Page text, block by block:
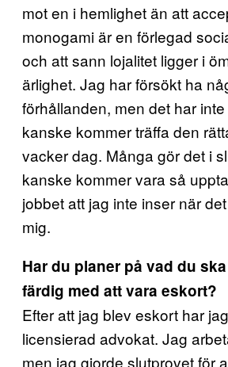
mot en i hemlighet än att
monogami är en förlegad
och att sann lojalitet ligger i
ärlighet. Jag har försökt ha
förhållanden, men det har
kanske kommer träffa den
vacker dag. Många gör det i
kanske kommer vara så
jobbet att jag inte inser när
mig.
Har du planer på vad du
färdig med att vara eskort?
Efter att jag blev eskort har
licensierad advokat. Jag
men jag gjorde slutprovet för